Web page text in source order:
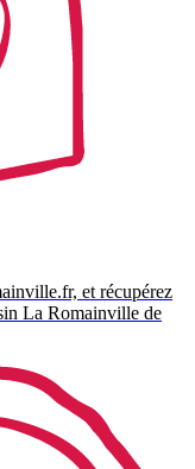
et récupérez
La Romainville de